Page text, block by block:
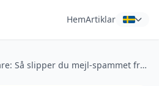
HemArtiklar
Resa billigare: Så slipper du mejl-spammet från bokningssajterna